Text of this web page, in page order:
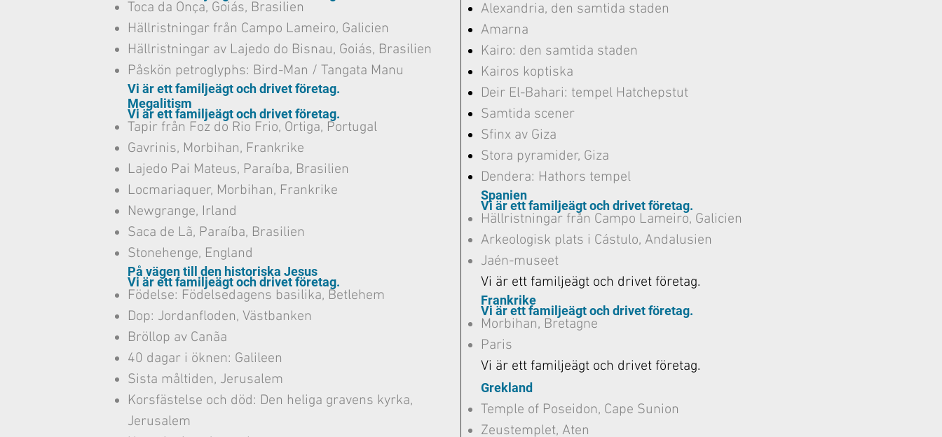
Toca da Onça, Goiás, Brasilien
Hällristningar från Campo Lameiro, Galicien
Hällristningar av Lajedo do Bisnau, Goiás, Brasilien
Påskön petroglyphs: Bird-Man / Tangata Manu
Vi är ett familjeägt och drivet företag.
Megalitism
Vi är ett familjeägt och drivet företag.
Tapir från Foz do Rio Frio, Ortiga, Portugal
Gavrinis, Morbihan, Frankrike
Lajedo Pai Mateus, Paraíba, Brasilien
Locmariaquer, Morbihan, Frankrike
Newgrange, Irland
Saca de Lã, Paraíba, Brasilien
Stonehenge, England
På vägen till den historiska Jesus
Vi är ett familjeägt och drivet företag.
Födelse: Födelsedagens basilika, Betlehem
Dop: Jordanfloden, Västbanken
Bröllop av Canãa
40 dagar i öknen: Galileen
Sista måltiden, Jerusalem
Korsfästelse och död: Den heliga gravens kyrka,
Jerusalem
Alexandria, den samtida staden
Amarna
Kairo: den samtida staden
Kairos koptiska
Deir El-Bahari: tempel Hatchepstut
Samtida scener
Sfinx av Giza
Stora pyramider, Giza
Dendera: Hathors tempel
Spanien
Vi är ett familjeägt och drivet företag.
Hällristningar från Campo Lameiro, Galicien
Arkeologisk plats i Cástulo, Andalusien
Jaén-museet
Vi är ett familjeägt och drivet företag.
Frankrike
Vi är ett familjeägt och drivet företag.
Morbihan, Bretagne
Paris
Vi är ett familjeägt och drivet företag.
Grekland
Temple of Poseidon, Cape Sunion
Zeustemplet, Aten